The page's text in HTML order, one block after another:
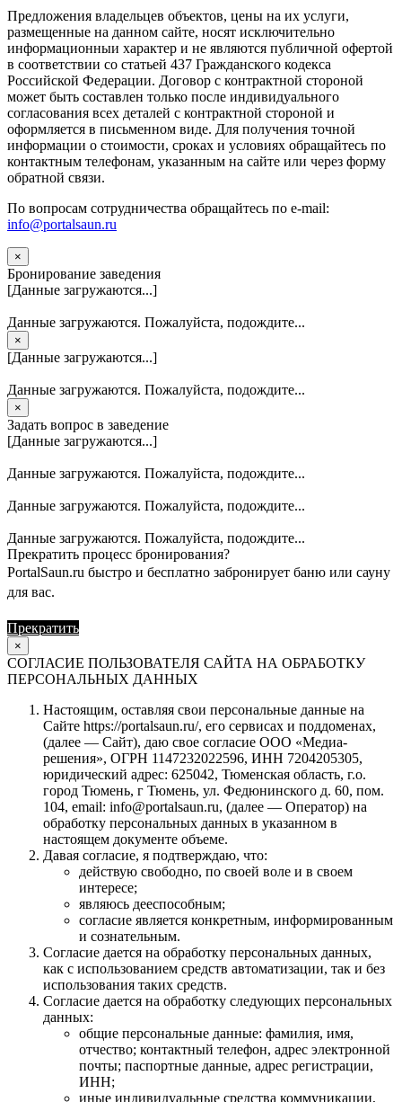
Предложения владельцев объектов, цены на их услуги,
размещенные на данном сайте, носят исключительно
информационныи характер и не являются публичной офертой
в соответствии со статьей 437 Гражданского кодекса
Российской Федерации. Договор с контрактной стороной
может быть составлен только после индивидуального
согласования всех деталей с контрактной стороной и
оформляется в письменном виде. Для получения точной
информации о стоимости, сроках и условиях обращайтесь по
контактным телефонам, указанным на сайте или через форму
обратной связи.
По вопросам сотрудничества обращайтесь по e-mail:
info@portalsaun.ru
×
Бронирование заведения
[Данные загружаются...]
Данные загружаются. Пожалуйста, подождите...
×
[Данные загружаются...]
Данные загружаются. Пожалуйста, подождите...
×
Задать вопрос в заведение
[Данные загружаются...]
Данные загружаются. Пожалуйста, подождите...
Данные загружаются. Пожалуйста, подождите...
Данные загружаются. Пожалуйста, подождите...
Прекратить процесс бронирования?
PortalSaun.ru быстро и бесплатно забронирует баню или сауну
для вас.
Прекратить
×
СОГЛАСИЕ ПОЛЬЗОВАТЕЛЯ САЙТА НА ОБРАБОТКУ
ПЕРСОНАЛЬНЫХ ДАННЫХ
Настоящим, оставляя свои персональные данные на
Сайте https://portalsaun.ru/, его сервисах и поддоменах,
(далее — Сайт), даю свое согласие ООО «Медиа-
решения», ОГРН 1147232022596, ИНН 7204205305,
юридический адрес: 625042, Тюменская область, г.о.
город Тюмень, г Тюмень, ул. Федюнинского д. 60, пом.
104, email: info@portalsaun.ru, (далее — Оператор) на
обработку персональных данных в указанном в
настоящем документе объеме.
Давая согласие, я подтверждаю, что:
действую свободно, по своей воле и в своем
интересе;
являюсь дееспособным;
согласие является конкретным, информированным
и сознательным.
Согласие дается на обработку персональных данных,
как с использованием средств автоматизации, так и без
использования таких средств.
Согласие дается на обработку следующих персональных
данных:
общие персональные данные: фамилия, имя,
отчество; контактный телефон, адрес электронной
почты; паспортные данные, адрес регистрации,
ИНН;
иные индивидуальные средства коммуникации,